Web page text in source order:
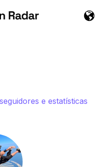
e estatísticas